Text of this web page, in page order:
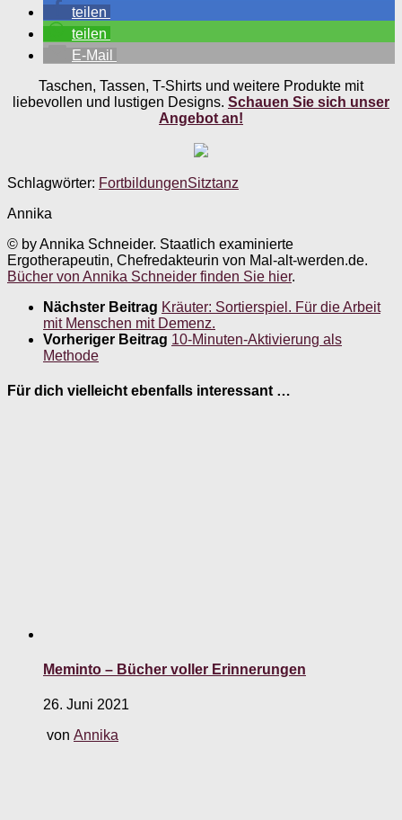
teilen
teilen
E-Mail
Taschen, Tassen, T-Shirts und weitere Produkte mit
liebevollen und lustigen Designs. Schauen Sie sich unser
Angebot an!
Schlagwörter: FortbildungenSitztanz
Annika
© by Annika Schneider. Staatlich examinierte
Ergotherapeutin, Chefredakteurin von Mal-alt-werden.de.
Bücher von Annika Schneider finden Sie hier.
Nächster Beitrag Kräuter: Sortierspiel. Für die Arbeit
mit Menschen mit Demenz.
Vorheriger Beitrag 10-Minuten-Aktivierung als
Methode
Für dich vielleicht ebenfalls interessant …
Meminto – Bücher voller Erinnerungen
26. Juni 2021
von Annika